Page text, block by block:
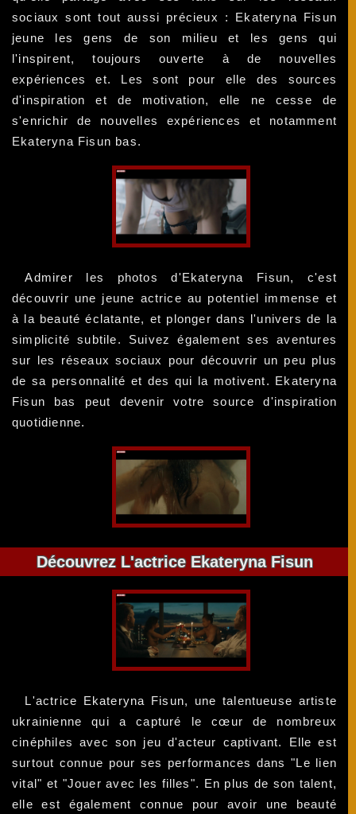
sociaux sont tout aussi précieux : Ekateryna Fisun
jeune les gens de son milieu et les gens qui
l'inspirent, toujours ouverte à de nouvelles
expériences et. Les sont pour elle des sources
d'inspiration et de motivation, elle ne cesse de
s'enrichir de nouvelles expériences et notamment
Ekateryna Fisun bas.
Admirer les photos d'Ekateryna Fisun, c'est
découvrir une jeune actrice au potentiel immense et
à la beauté éclatante, et plonger dans l'univers de la
simplicité subtile. Suivez également ses aventures
sur les réseaux sociaux pour découvrir un peu plus
de sa personnalité et des qui la motivent. Ekateryna
Fisun bas peut devenir votre source d'inspiration
quotidienne.
Découvrez L'actrice Ekateryna Fisun
L'actrice Ekateryna Fisun, une talentueuse artiste
ukrainienne qui a capturé le cœur de nombreux
cinéphiles avec son jeu d'acteur captivant. Elle est
surtout connue pour ses performances dans "Le lien
vital" et "Jouer avec les filles". En plus de son talent,
elle est également connue pour avoir une beauté